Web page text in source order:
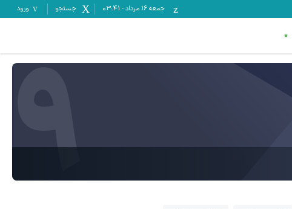
جمعه ۱۶ مرداد -
03:41 جستجو ورود
9